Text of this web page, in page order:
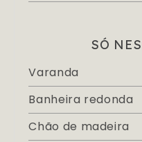
SÓ
Varanda
Banheira redonda
Chão de madeira